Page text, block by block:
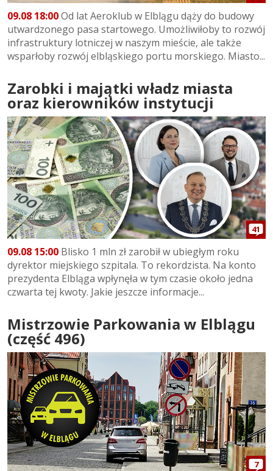
09.08 18:00Od lat Aeroklub w Elblągu dąży do budowy
utwardzonego pasa startowego. Umożliwiłoby to rozwój
infrastruktury lotniczej w naszym mieście, ale także
wsparłoby rozwój elbląskiego portu morskiego. Miasto...
Zarobki i majątki władz miasta
oraz kierowników instytucji
41
09.08 15:00 Blisko 1 mln zł zarobił w ubiegłym roku
dyrektor miejskiego szpitala. To rekordzista. Na konto
prezydenta Elbląga wpłynęła w tym czasie około jedna
czwarta tej kwoty. Jakie jeszcze informacje...
Mistrzowie Parkowania w Elblągu
(część 496)
7